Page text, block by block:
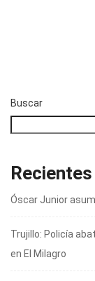
¿Qué
Buscar
Recientes
Óscar Junior
Trujillo: Policía
en El Milagro